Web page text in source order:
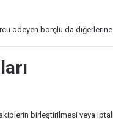
ödeyen borçlu da
birleştirilmesi veya